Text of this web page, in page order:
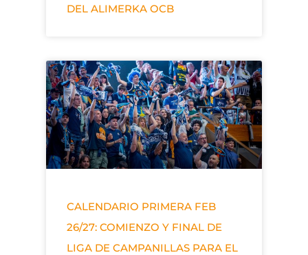
DEL ALIMERKA OCB
CALENDARIO PRIMERA FEB
26/27: COMIENZO Y FINAL DE
LIGA DE CAMPANILLAS PARA EL